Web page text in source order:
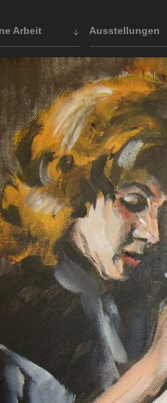
Arbeit Ausstellungen